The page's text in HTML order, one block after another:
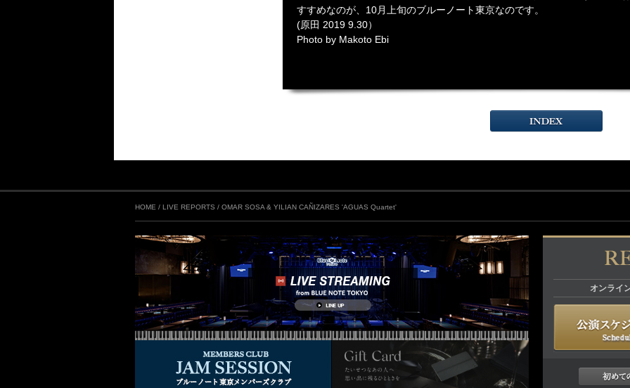
すすめなのが、10月上旬のブルーノート東京なのです。
(原田 2019 9.30）
Photo by Makoto Ebi
HOME / LIVE REPORTS / OMAR SOSA & YILIAN CAÑIZARES 'AGUAS Quartet'
オンライ